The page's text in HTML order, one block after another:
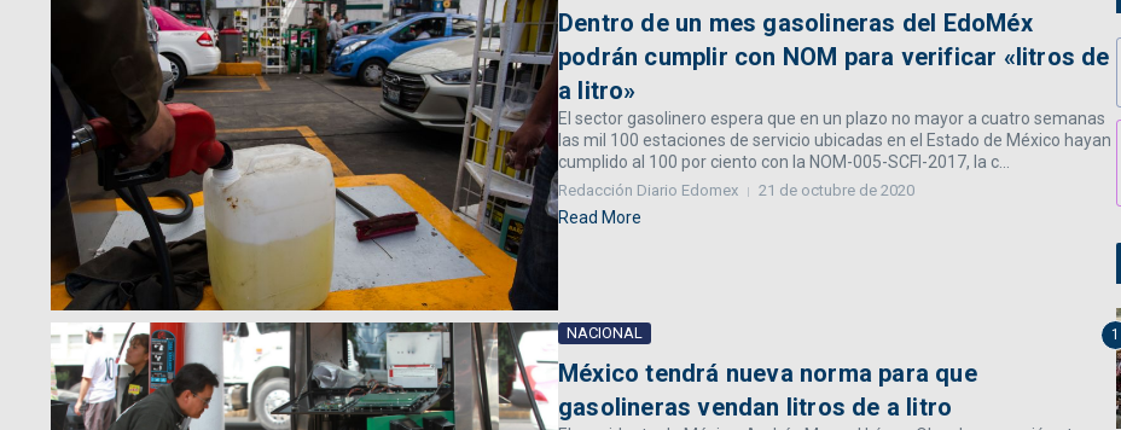
Dentro de un mes gasolineras del EdoMéx
podrán cumplir con NOM para verificar «litros de
a litro»
El sector gasolinero espera que en un plazo no mayor a cuatro semanas
las mil 100 estaciones de servicio ubicadas en el Estado de México hayan
cumplido al 100 por ciento con la NOM-005-SCFI-2017, la c...
Redacción Diario Edomex 21 de octubre de 2020
Read More
NACIONAL
México tendrá nueva norma para que
gasolineras vendan litros de a litro
1